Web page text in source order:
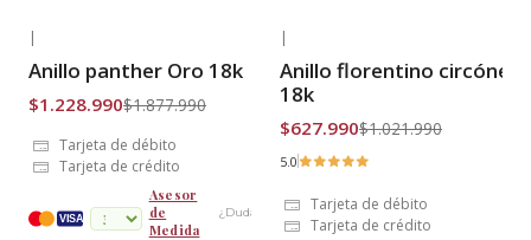
Envío Gratis
|
Anillo panther Oro 18k
$1.228.990$1.877.990
Tarjeta de débito
Tarjeta de crédito
VISA
Asesor
de
Medida
¿Dudas? cuotas
Envío Gratis
|
Anillo florentino circónes
18k
$627.990$1.021.990
5.0
Tarjeta de débito
Tarjeta de crédito